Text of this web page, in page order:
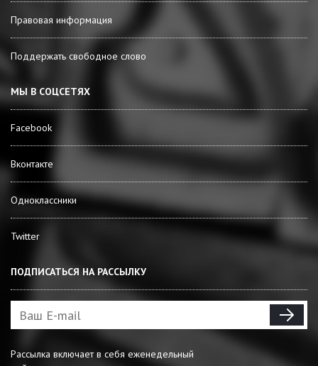
Правовая информация
Поддержать свободное слово
МЫ В СОЦСЕТЯХ
Facebook
Вконтакте
Одноклассники
Twitter
ПОДПИСАТЬСЯ НА РАССЫЛКУ
Рассылка включает в себя еженедельный